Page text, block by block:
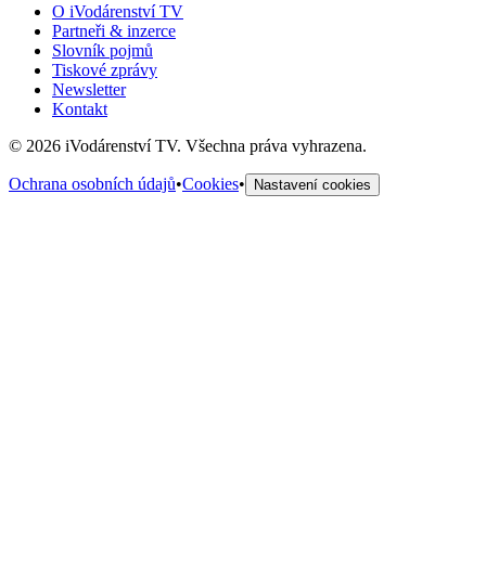
O iVodárenství TV
Partneři & inzerce
Slovník pojmů
Tiskové zprávy
Newsletter
Kontakt
© 2026 iVodárenství TV. Všechna práva vyhrazena.
Ochrana osobních údajů•Cookies• Nastavení cookies